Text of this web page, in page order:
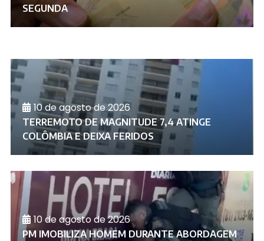
SEGUNDA
10 de agosto de 2026
TERREMOTO DE MAGNITUDE 7,4 ATINGE
COLÔMBIA E DEIXA FERIDOS
10 de agosto de 2026
PM IMOBILIZA HOMEM DURANTE ABORDAGEM